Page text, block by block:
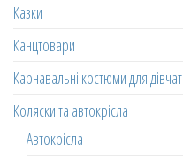
Казки
Канцтовари
Карнавальні костюми для дівчат
Коляски та автокрісла
Автокрісла